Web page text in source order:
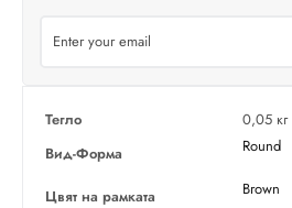
Тегло
0,05 кг
Вид-Форма
Round
Цвят на рамката Brown